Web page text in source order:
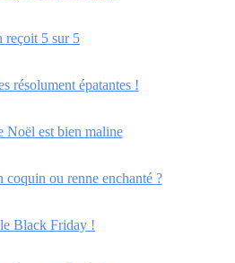
reçoit 5 sur 5
résolument épatantes !
Noël est bien maline
ou renne enchanté ?
Black Friday !